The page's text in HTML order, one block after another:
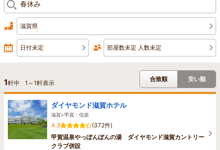
滋賀県
日付未定 部屋数未定 人数未定
1軒中 1 ～1軒表示
合致順 安い順
ダイヤモンド滋賀ホテル
滋賀>甲賀・信楽
4.3
(372件)
甲賀温泉やっぽんぽんの湯 ダイヤモンド滋賀カントリー
クラブ併設